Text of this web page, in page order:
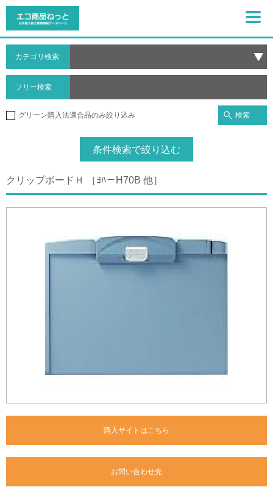
カテゴリ検索
フリー検索
グリーン購入法適合品のみ絞り込み 検索
条件検索で絞り込む
クリップボードＨ ［ﾖﾊ－H70B 他］
購入サイトはこちら
お問い合わせ先